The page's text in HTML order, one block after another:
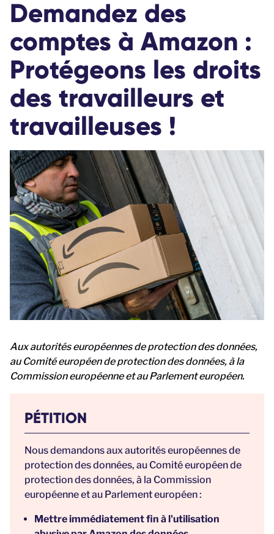
Demandez des
comptes à Amazon :
Protégeons les droits
des travailleurs et
travailleuses !
Aux autorités européennes de protection des données,
au Comité européen de protection des données, à la
Commission européenne et au Parlement européen.
PÉTITION
Nous demandons aux autorités européennes de
protection des données, au Comité européen de
protection des données, à la Commission
européenne et au Parlement européen :
Mettre immédiatement fin à l'utilisation